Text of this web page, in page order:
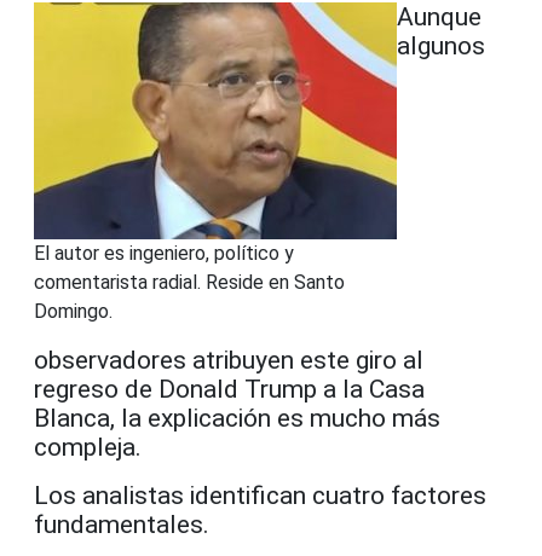
El autor es ingeniero, político y
comentarista radial. Reside en Santo
Domingo.
Aunque
algunos
observadores atribuyen este giro al
regreso de Donald Trump a la Casa
Blanca, la explicación es mucho más
compleja.
Los analistas identifican cuatro factores
fundamentales.